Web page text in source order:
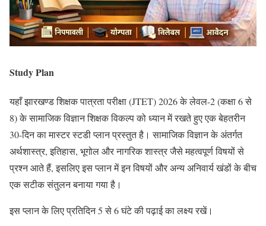
Study Plan
यहाँ झारखण्ड शिक्षक पात्रता परीक्षा (JTET) 2026 के लेवल-2 (कक्षा 6 से
8) के सामाजिक विज्ञान शिक्षक विकल्प को ध्यान में रखते हुए एक बेहतरीन
30-दिन का मास्टर स्टडी प्लान प्रस्तुत है। सामाजिक विज्ञान के अंतर्गत
अर्थशास्त्र, इतिहास, भूगोल और नागरिक शास्त्र जैसे महत्वपूर्ण विषयों से
प्रश्न आते हैं, इसलिए इस प्लान में इन विषयों और अन्य अनिवार्य खंडों के बीच
एक सटीक संतुलन बनाया गया है।
इस प्लान के लिए प्रतिदिन 5 से 6 घंटे की पढ़ाई का लक्ष्य रखें।